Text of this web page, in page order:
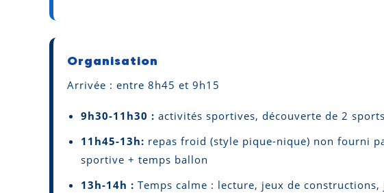
Organisation
Arrivée : entre 8h45 et 9h15
9h30-11h30 : activités sportives, découverte de 2
11h45-13h: repas froid (style pique-nique) non fourni
sportive + temps ballon
13h-14h : Temps calme : lecture, jeux de constructions,